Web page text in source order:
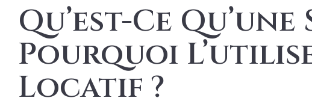
Qu’est-Ce Qu’une
Pourquoi
Locatif ?